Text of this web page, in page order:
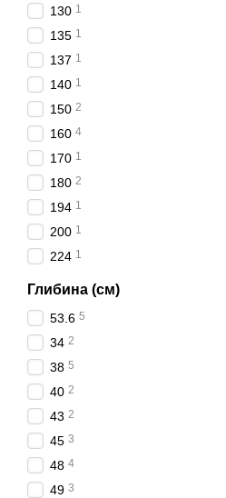
130 1
135 1
137 1
140 1
150 2
160 4
170 1
180 2
194 1
200 1
224 1
Глибина (см)
53.6 5
34 2
38 5
40 2
43 2
45 3
48 4
49 3